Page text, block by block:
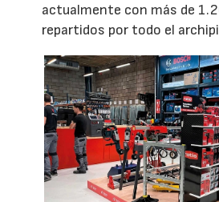
actualmente con más de
repartidos por todo el